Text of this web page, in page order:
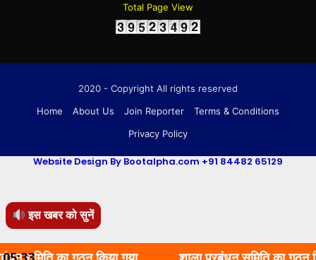
इस खबर को सुनें
Total Page View
2020 - Copyright All rights reserved
Home
About Us Join Reporter
Terms & Conditions
Privacy Policy
Website Design By Bootalpha.com +91 84482 65129